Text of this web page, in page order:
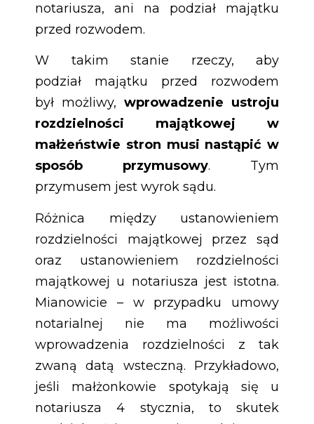
notariusza, ani na podział majątku
przed rozwodem.
W takim stanie rzeczy, aby
podział majątku przed rozwodem
był możliwy, wprowadzenie ustroju
rozdzielności majątkowej w
małżeństwie stron musi nastąpić w
sposób przymusowy. Tym
przymusem jest wyrok sądu.
Różnica między ustanowieniem
rozdzielności majątkowej przez sąd
oraz ustanowieniem rozdzielności
majątkowej u notariusza jest istotna.
Mianowicie – w przypadku umowy
notarialnej nie ma możliwości
wprowadzenia rozdzielności z tak
zwaną datą wsteczną. Przykładowo,
jeśli małżonkowie spotykają się u
notariusza 4 stycznia, to skutek